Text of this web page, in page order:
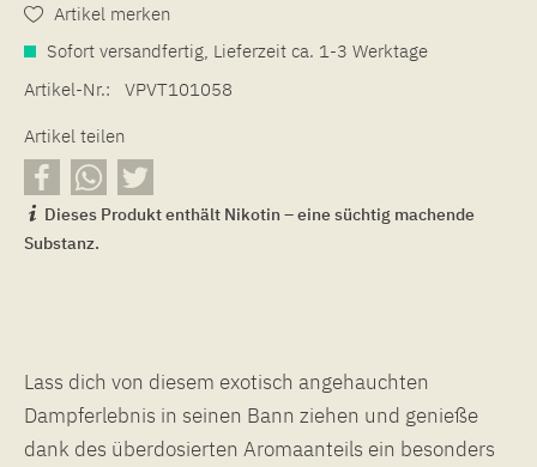
Artikel merken
Sofort versandfertig, Lieferzeit ca. 1-3 Werktage
Artikel-Nr.:
VPVT101058
Artikel teilen
Dieses Produkt enthält Nikotin – eine süchtig machende
Substanz.
Lass dich von diesem exotisch angehauchten
Dampferlebnis in seinen Bann ziehen und genieße
dank des überdosierten Aromaanteils ein besonders